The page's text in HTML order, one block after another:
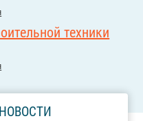
техники